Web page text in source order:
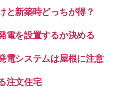
と新築時どっちが得？
電を設置するか決める
電システムは屋根に注意
注文住宅